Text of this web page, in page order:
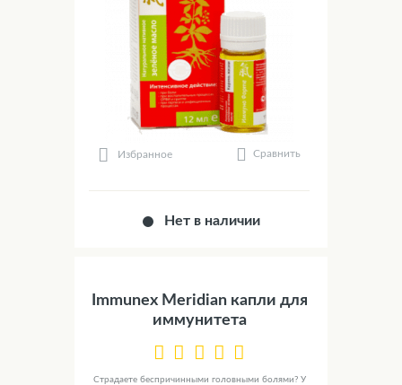
Избранное Сравнить
Нет в наличии
Immunex Meridian капли для
иммунитета
Страдаете беспричинными головными болями? У